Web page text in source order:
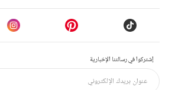
إشتركوا في رسالتنا الإخبارية